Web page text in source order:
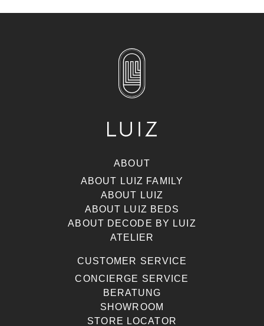
ABOUT
ABOUT LUIZ FAMILY
ABOUT LUIZ
ABOUT LUIZ BEDS
ABOUT DECODE BY LUIZ
ATELIER
CUSTOMER SERVICE
CONCIERGE SERVICE
BERATUNG
SHOWROOM
STORE LOCATOR